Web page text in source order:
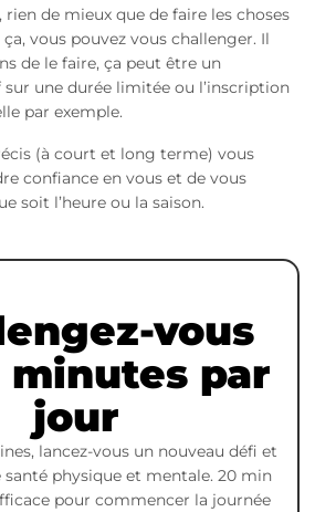
de mieux que de faire les choses
ça, vous pouvez vous challenger. Il
de le faire, ça peut être un
une durée limitée ou l’inscription
par exemple.
(à court et long terme) vous
confiance en vous et de vous
soit l’heure ou la saison.
vous
minutes par
jour
lancez-vous un nouveau défi et
physique et mentale. 20 min
pour commencer la journée